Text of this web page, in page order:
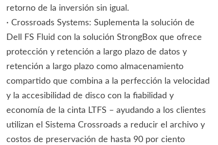
retorno de la inversión sin igual.
· Crossroads Systems: Suplementa la solución de
Dell FS Fluid con la solución StrongBox que ofrece
protección y retención a largo plazo de datos y
retención a largo plazo como almacenamiento
compartido que combina a la perfección la velocidad
y la accesibilidad de disco con la fiabilidad y
economía de la cinta LTFS – ayudando a los clientes
utilizan el Sistema Crossroads a reducir el archivo y
costos de preservación de hasta 90 por ciento